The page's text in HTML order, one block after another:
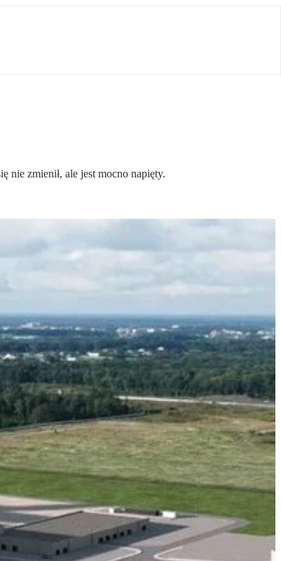
nie zmienił, ale jest mocno napięty.